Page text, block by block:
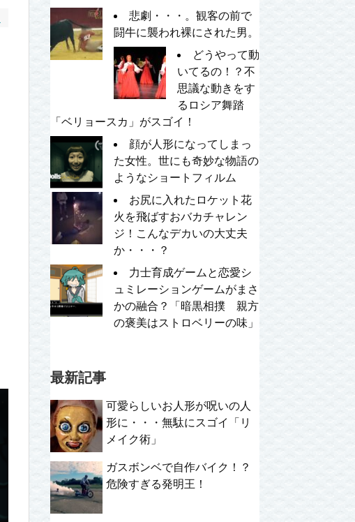
悲劇・・・。観客の前で
闘牛に襲われ裸にされた男。
どうやって動
いてるの！？不
思議な動きをす
るロシア舞踏
「ベリョースカ」がスゴイ！
顔が人形になってしまっ
た女性。世にも奇妙な物語の
ようなショートフィルム
お尻に入れたロケット花
火を飛ばすおバカチャレン
ジ！こんなデカいの大丈夫
か・・・？
力士育成ゲームと恋愛シ
ュミレーションゲームがまさ
かの融合？「暗黒相撲 親方
の褒美はストロベリーの味」
最新記事
可愛らしいお人形が呪いの人
形に・・・無駄にスゴイ「リ
メイク術」
ガスボンベで自作バイク！？
危険すぎる発明王！